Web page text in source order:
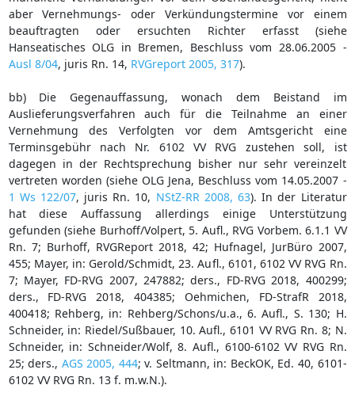
aber Vernehmungs- oder Verkündungstermine vor einem
beauftragten oder ersuchten Richter erfasst (siehe
Hanseatisches OLG in Bremen, Beschluss vom 28.06.2005 -
Ausl 8/04, juris Rn. 14, RVGreport 2005, 317).
bb) Die Gegenauffassung, wonach dem Beistand im
Auslieferungsverfahren auch für die Teilnahme an einer
Vernehmung des Verfolgten vor dem Amtsgericht eine
Terminsgebühr nach Nr. 6102 VV RVG zustehen soll, ist
dagegen in der Rechtsprechung bisher nur sehr vereinzelt
vertreten worden (siehe OLG Jena, Beschluss vom 14.05.2007 -
1 Ws 122/07, juris Rn. 10, NStZ-RR 2008, 63). In der Literatur
hat diese Auffassung allerdings einige Unterstützung
gefunden (siehe Burhoff/Volpert, 5. Aufl., RVG Vorbem. 6.1.1 VV
Rn. 7; Burhoff, RVGReport 2018, 42; Hufnagel, JurBüro 2007,
455; Mayer, in: Gerold/Schmidt, 23. Aufl., 6101, 6102 VV RVG Rn.
7; Mayer, FD-RVG 2007, 247882; ders., FD-RVG 2018, 400299;
ders., FD-RVG 2018, 404385; Oehmichen, FD-StrafR 2018,
400418; Rehberg, in: Rehberg/Schons/u.a., 6. Aufl., S. 130; H.
Schneider, in: Riedel/Sußbauer, 10. Aufl., 6101 VV RVG Rn. 8; N.
Schneider, in: Schneider/Wolf, 8. Aufl., 6100-6102 VV RVG Rn.
25; ders., AGS 2005, 444; v. Seltmann, in: BeckOK, Ed. 40, 6101-
6102 VV RVG Rn. 13 f. m.w.N.).